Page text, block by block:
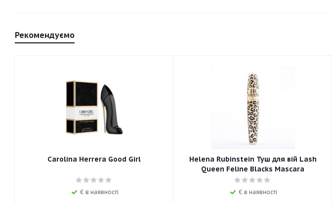
Рекомендуємо
Carolina Herrera Good Girl
Є в наявності
Helena Rubinstein Туш для вій Lash
Queen Feline Blacks Mascara
Є в наявності